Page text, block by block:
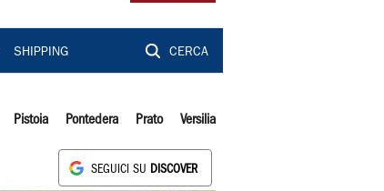
SHIPPING CERCA
Pistoia Pontedera Prato Versilia
SEGUICI SU DISCOVER